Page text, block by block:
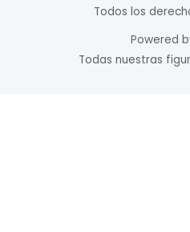
Todos los
Powered
Todas nuestras